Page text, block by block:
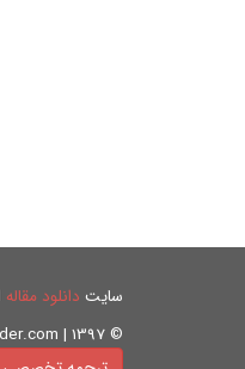
سایت دانلود مقاله
© paperdownloader.com | 1397